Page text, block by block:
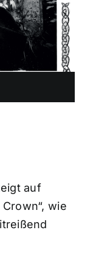
auf
wie